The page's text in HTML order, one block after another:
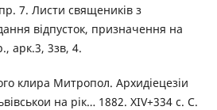
7. Листи священиків з
відпусток, призначення на
арк.3, 3зв, 4.
клира Митропол. Архидіецезіи
на рік… 1882. XІV+334 с. С.